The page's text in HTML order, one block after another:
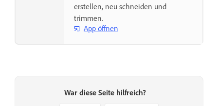
erstellen, neu schneiden und
trimmen.
App öffnen
War diese Seite hilfreich?